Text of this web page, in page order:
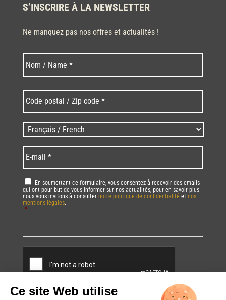
S’INSCRIRE À LA NEWSLETTER
Ne manquez pas nos offres et actualités !
Nom * Nom
postal
/
Zip
code
* *
Langues
/
Language *
mail *
RGPD *
En soumettant ce formulaire, vous consentez à recevoir des emails
qui ont pour but de vous informer sur nos actualités, pour en savoir plus
nous vous invitons à consulter notre politique de confidentialité et nos
mentions légales.
*